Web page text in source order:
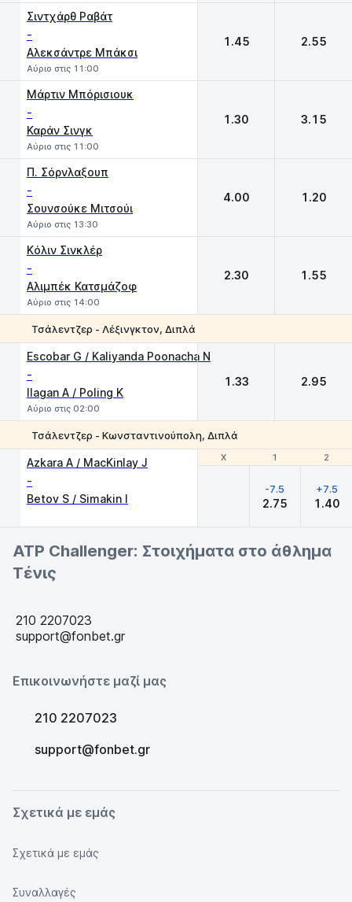
Σιντχάρθ Ραβάτ
-
Αλεκσάντρε Μπάκσι
Αύριο στις 11:00
1.45 2.55
Μάρτιν Μπόρισιουκ
-
Καράν Σινγκ
Αύριο στις 11:00
1.30 3.15
Π. Σόρνλαξουπ
-
Σουνσούκε Μιτσούι
Αύριο στις 13:30
4.00 1.20
Kόλιν Σινκλέρ
-
Αλιμπέκ Κατσμάζοφ
Αύριο στις 14:00
2.30 1.55
Τσάλεντζερ - Λέξινγκτον, Διπλά
Escobar G / Kaliyanda Poonacha N
-
Ilagan A / Poling K
Αύριο στις 02:00
1.33 2.95
Τσάλεντζερ - Κωνσταντινούπολη, Διπλά
Χ 1 2
Azkara A / MacKinlay J
-
Betov S / Simakin I
Χ 1 2
-7.5
2.75
+7.5
1.40
ATP Challenger: Στοιχήματα στο άθλημα
Τένις
210 2207023
support@fonbet.gr
Επικοινωνήστε μαζί μας
210 2207023
support@fonbet.gr
Σχετικά με εμάς
Σχετικά με εμάς
Συναλλαγές